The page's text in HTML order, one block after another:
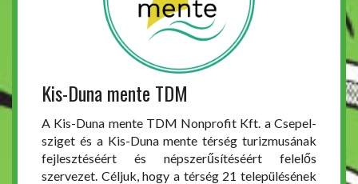
Kis-Duna mente TDM
A Kis-Duna mente TDM Nonprofit Kft. a Csepel-
sziget és a Kis-Duna mente térség turizmusának
fejlesztéséért és népszerűsítéséért felelős
szervezet. Céljuk, hogy a térség 21 településének